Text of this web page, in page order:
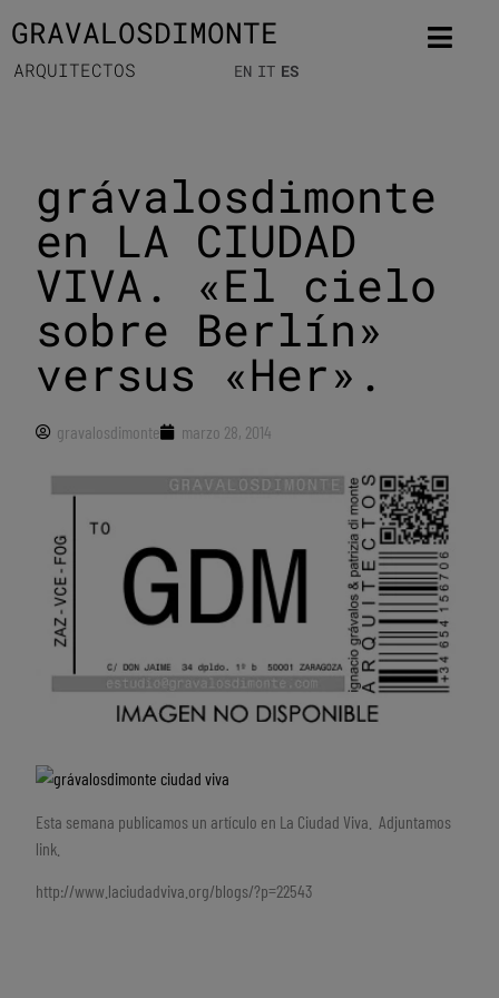
GRAVALOSDIMONTE
ARQUITECTOS EN IT ES
grávalosdimonte
en LA CIUDAD
VIVA. «El cielo
sobre Berlín»
versus «Her».
gravalosdimonte marzo 28, 2014
Esta semana publicamos un artículo en La Ciudad Viva. Adjuntamos
link.
http://www.laciudadviva.org/blogs/?p=22543